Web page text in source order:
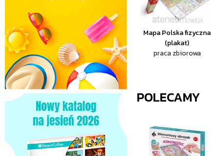
Mapa Polska fizyczna
(plakat)
praca zbiorowa
POLECAMY